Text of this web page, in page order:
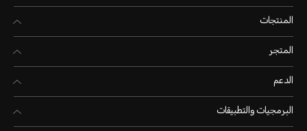
المنتجات
المتجر
الدعم
البرمجيات والتطبيقات